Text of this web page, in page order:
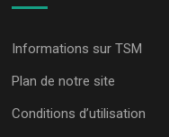
Informations sur TSM
Plan de notre site
Conditions d’utilisation